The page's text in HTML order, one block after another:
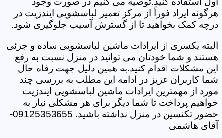
هرگونه ایراد فوراً از مرکز تعمیر لباسشویی ایندزیت در
درچه کمک بخواهید تا از گسترش آسیب جلوگیری شود.
البته یکسری از ایرادات ماشین لباسشویی ساده و جزئی
هستند و شما خودتان می توانید در منزل نسبت به رفع
این مشکلات اقدام کنید.به همین دلیل جهت رفاه حال
شما کاربران عزیز در ادامه این مطلب به بررسی چند
مورد از مهمترین ایرادات ماشین لباسشویی ایندزیت
خواهیم پرداخت تا شما دیگر برای هر مشکلی نیاز به
حضور تکنسین در منزل نداشته باشید. 09125353655-
آقای هاشمی